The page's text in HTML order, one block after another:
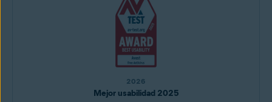
2026
Mejor usabilidad 2025